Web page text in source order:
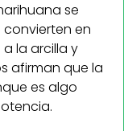
se
en
la arcilla y
afirman que la
es algo